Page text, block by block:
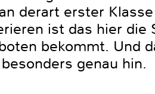
derart erster
ist das hier die
bekommt. Und
genau hin.